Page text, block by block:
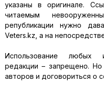
указаны в оригинале.
читаемым
републикации нужно
Veters.kz, а на
Использование любых
редакции – запрещено.
авторов и договориться о